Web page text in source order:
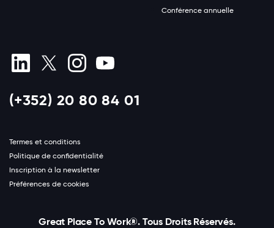
Conférence annuelle
(+352) 20 80 84 01
Termes et conditions
Politique de confidentialité
Inscription à la newsletter
Préférences de cookies
Great Place To Work®. Tous Droits Réservés.